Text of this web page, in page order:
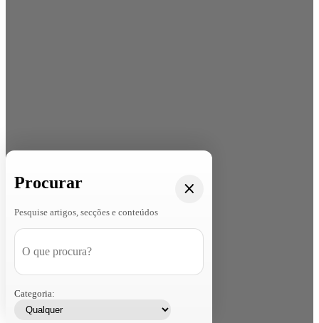
Procurar
Pesquise artigos, secções e conteúdos
Categoria: